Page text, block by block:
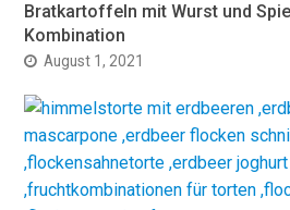
Bratkartoffeln mit Wurst und
Kombination
August 1, 2021